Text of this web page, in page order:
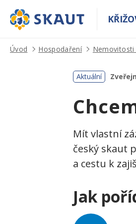
Úvod Hospodaření Nemovitosti
Aktuální
Mít vlastní
český skaut
a cestu k
Jak